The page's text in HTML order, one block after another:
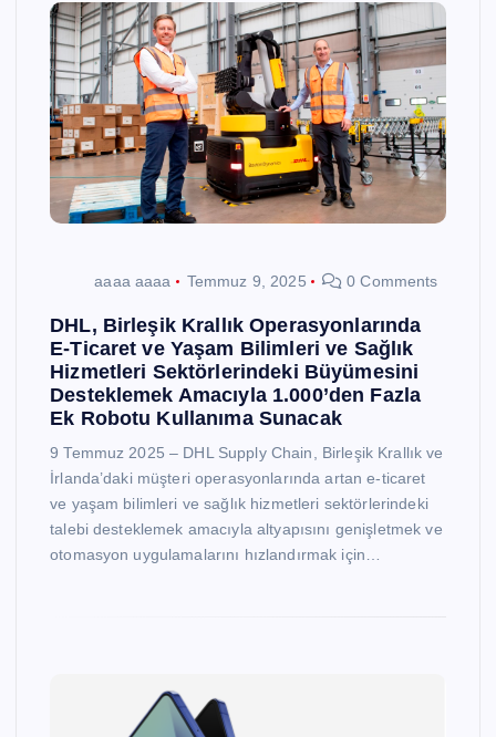
aaaa aaaa Temmuz 9, 2025 0 Comments
DHL, Birleşik Krallık Operasyonlarında
E-Ticaret ve Yaşam Bilimleri ve Sağlık
Hizmetleri Sektörlerindeki Büyümesini
Desteklemek Amacıyla 1.000’den Fazla
Ek Robotu Kullanıma Sunacak
9 Temmuz 2025 – DHL Supply Chain, Birleşik Krallık ve
İrlanda’daki müşteri operasyonlarında artan e-ticaret
ve yaşam bilimleri ve sağlık hizmetleri sektörlerindeki
talebi desteklemek amacıyla altyapısını genişletmek ve
otomasyon uygulamalarını hızlandırmak için…